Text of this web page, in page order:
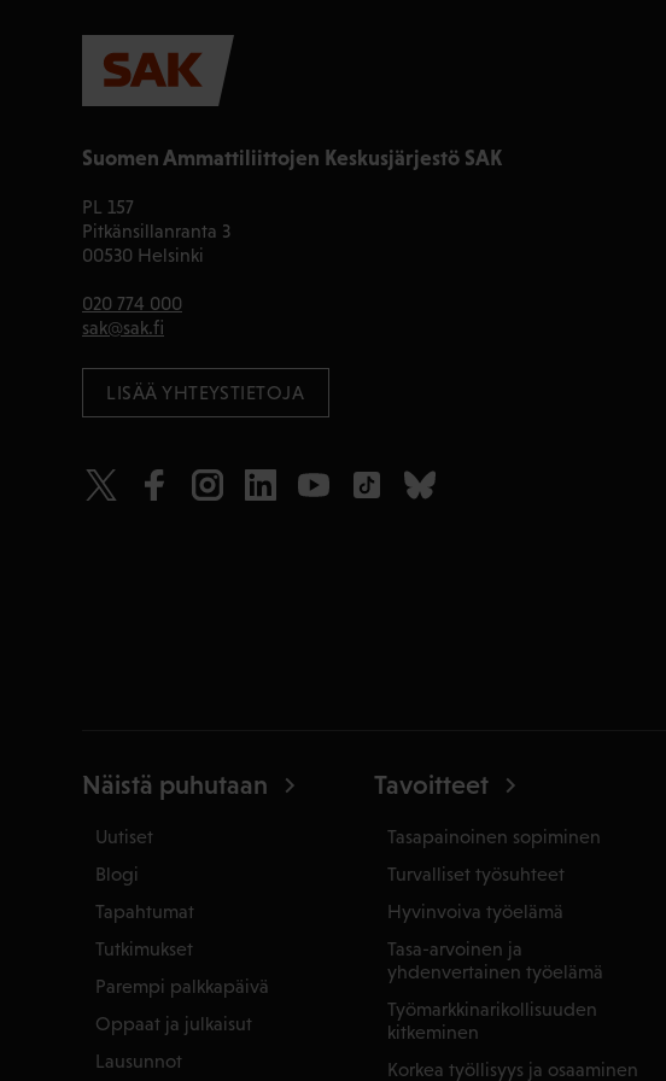
Suomen Ammattiliittojen Keskusjärjestö SAK
PL 157
Pitkänsillanranta 3
00530 Helsinki
020 774 000
sak@sak.fi
LISÄÄ YHTEYSTIETOJA
Näistä puhutaan
Uutiset
Blogi
Tapahtumat
Tutkimukset
Parempi palkkapäivä
Oppaat ja julkaisut
Lausunnot
Tavoitteet
Tasapainoinen sopiminen
Turvalliset työsuhteet
Hyvinvoiva työelämä
Tasa-arvoinen ja
yhdenvertainen työelämä
Työmarkkinarikollisuuden
kitkeminen
Korkea työllisyys ja osaaminen